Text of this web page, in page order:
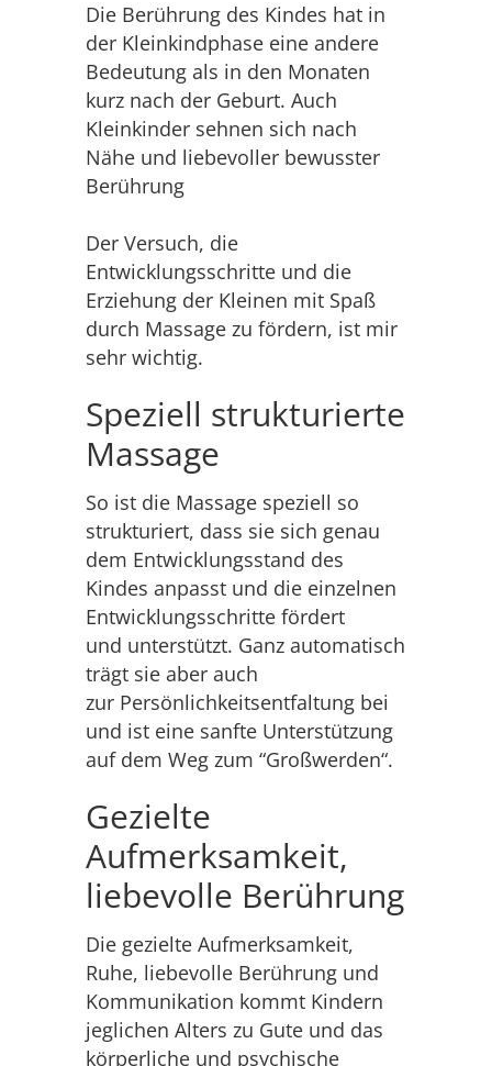
Die Berührung des Kindes hat in
der Kleinkindphase eine andere
Bedeutung als in den Monaten
kurz nach der Geburt. Auch
Kleinkinder sehnen sich nach
Nähe und liebevoller bewusster
Berührung
Der Versuch, die
Entwicklungsschritte und die
Erziehung der Kleinen mit Spaß
durch Massage zu fördern, ist mir
sehr wichtig.
Speziell strukturierte
Massage
So ist die Massage speziell so
strukturiert, dass sie sich genau
dem Entwicklungsstand des
Kindes anpasst und die einzelnen
Entwicklungsschritte fördert
und unterstützt. Ganz automatisch
trägt sie aber auch
zur Persönlichkeitsentfaltung bei
und ist eine sanfte Unterstützung
auf dem Weg zum “Großwerden“.
Gezielte
Aufmerksamkeit,
liebevolle Berührung
Die gezielte Aufmerksamkeit,
Ruhe, liebevolle Berührung und
Kommunikation kommt Kindern
jeglichen Alters zu Gute und das
körperliche und psychische